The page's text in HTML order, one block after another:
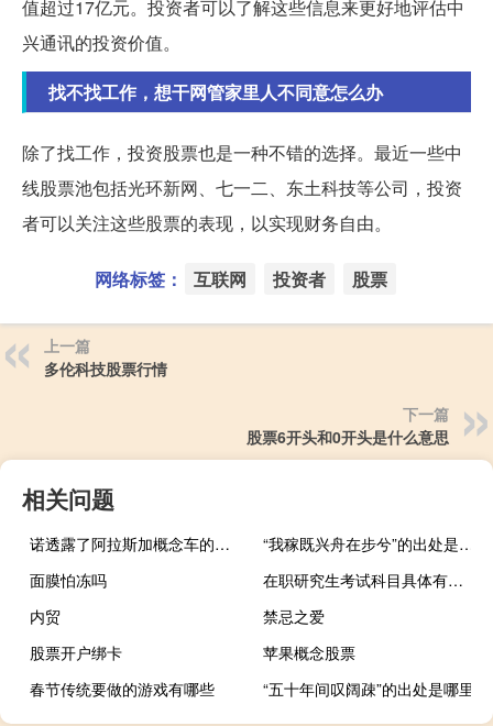
值超过17亿元。投资者可以了解这些信息来更好地评估中
兴通讯的投资价值。
找不找工作，想干网管家里人不同意怎么办
除了找工作，投资股票也是一种不错的选择。最近一些中
线股票池包括光环新网、七一二、东土科技等公司，投资
者可以关注这些股票的表现，以实现财务自由。
网络标签： 互联网 投资者 股票
上一篇
多伦科技股票行情
下一篇
股票6开头和0开头是什么意思
相关问题
诺透露了阿拉斯加概念车的量产版本是合作品牌日产的NP300Navara的姊妹车
“我稼既兴舟在步兮”的出处是哪里
面膜怕冻吗
在职研究生考试科目具体有哪几门
内贸
禁忌之爱
股票开户绑卡
苹果概念股票
春节传统要做的游戏有哪些
“五十年间叹阔疎”的出处是哪里